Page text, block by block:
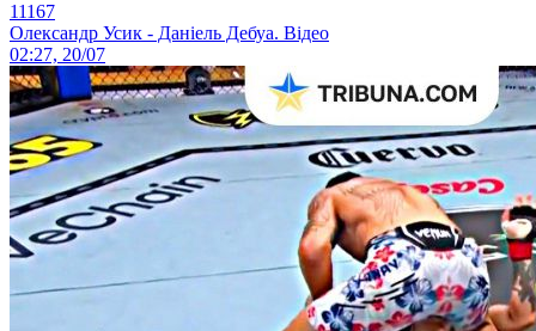
11167
Олександр Усик - Даніель Дебуа. Відео
02:27, 20/07